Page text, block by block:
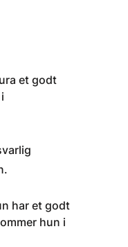
et godt
har et godt
hun i